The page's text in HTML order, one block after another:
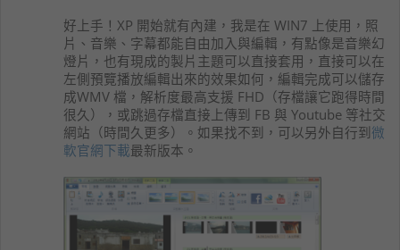
好上手！XP 開始就有內建，我是在 WIN7 上使用，照
片、音樂、字幕都能自由加入與編輯，有點像是音樂幻
燈片，也有現成的製片主題可以直接套用，直接可以在
左側預覽播放編輯出來的效果如何，編輯完成可以儲存
成WMV 檔，解析度最高支援 FHD（存檔讓它跑得時間
很久），或跳過存檔直接上傳到 FB 與 Youtube 等社交
網站（時間久更多）。如果找不到，可以另外自行到 微
軟官網下載最新版本。